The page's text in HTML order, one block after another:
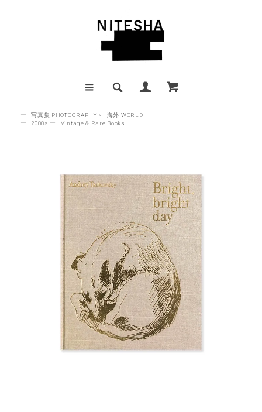
ー 写真集 PHOTOGRAPHY >
海外 WORLD
ー
2000s ー Vintage & Rare Books